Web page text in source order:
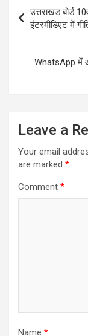
navigation
उत्तराखंड बोर्ड
इंटरमीडिएट में
WhatsApp में
Leave a
Your email
are marked *
Comment *
Name *